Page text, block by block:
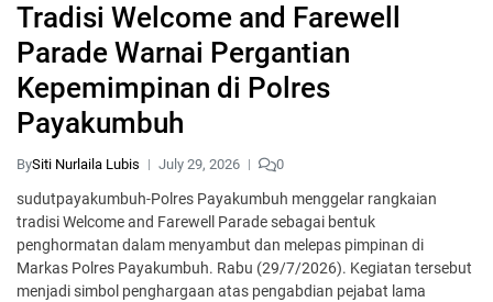
Tradisi Welcome and Farewell
Parade Warnai Pergantian
Kepemimpinan di Polres
Payakumbuh
BySiti Nurlaila Lubis July 29, 2026 0
sudutpayakumbuh-Polres Payakumbuh menggelar rangkaian
tradisi Welcome and Farewell Parade sebagai bentuk
penghormatan dalam menyambut dan melepas pimpinan di
Markas Polres Payakumbuh. Rabu (29/7/2026). Kegiatan tersebut
menjadi simbol penghargaan atas pengabdian pejabat lama